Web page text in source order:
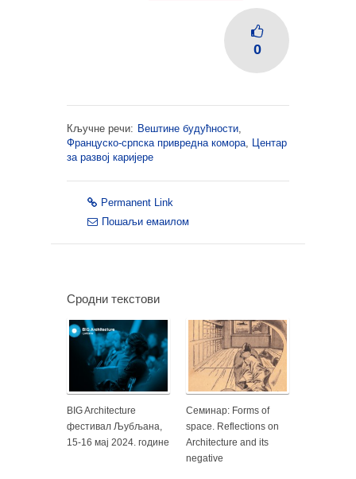
0
Кључне речи: Вештине будућности,
Француско-српска привредна комора, Центар
за развој каријере
Permanent Link
Пошаљи емаилом
Сродни текстови
BIG Architecture
фестивал Љубљана,
15-16 мај 2024. године
Семинар: Forms of
space. Reflections on
Architecture and its
negative